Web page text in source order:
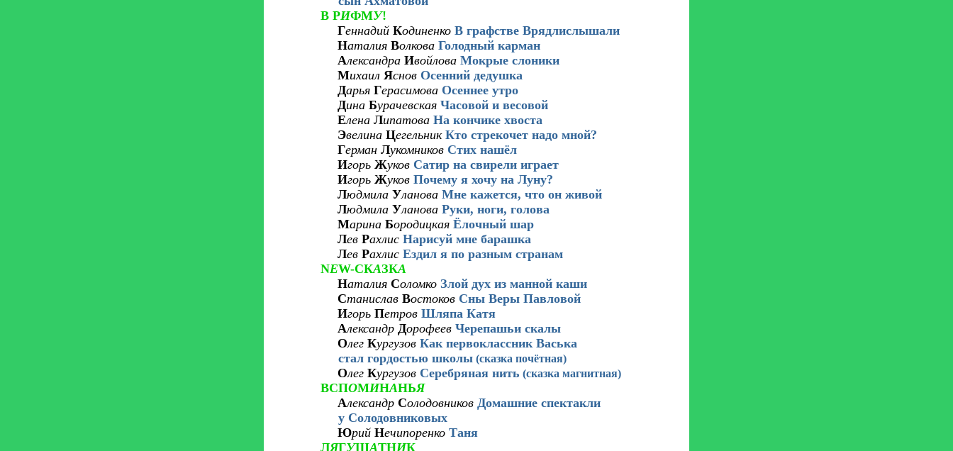
В РИФМУ!
Геннадий Кодиненко В графстве Врядлислышали
Наталия Волкова Голодный карман
Александра Ивойлова Мокрые слоники
Михаил Яснов Осенний дедушка
Дарья Герасимова Осеннее утро
Дина Бурачевская Часовой и весовой
Елена Липатова На кончике хвоста
Эвелина Цегельник Кто стрекочет надо мной?
Герман Лукомников Стих нашёл
Игорь Жуков Сатир на свирели играет
Игорь Жуков Почему я хочу на Луну?
Людмила Уланова Мне кажется, что он живой
Людмила Уланова Руки, ноги, голова
Марина Бородицкая Ёлочный шар
Лев Рахлис Нарисуй мне барашка
Лев Рахлис Ездил я по разным странам
NEW-СКАЗКА
Наталия Соломко Злой дух из манной каши
Станислав Востоков Сны Веры Павловой
Игорь Петров Шляпа Катя
Александр Дорофеев Черепашьи скалы
Олег Кургузов Как первоклассник Васька
стал гордостью школы (сказка почётная)
Олег Кургузов Серебряная нить (сказка магнитная)
ВСПОМИНАНЬЯ
Александр Солодовников Домашние спектакли
у Cолодовниковых
Юрий Нечипоренко Таня
ЛЯГУШАТНИК